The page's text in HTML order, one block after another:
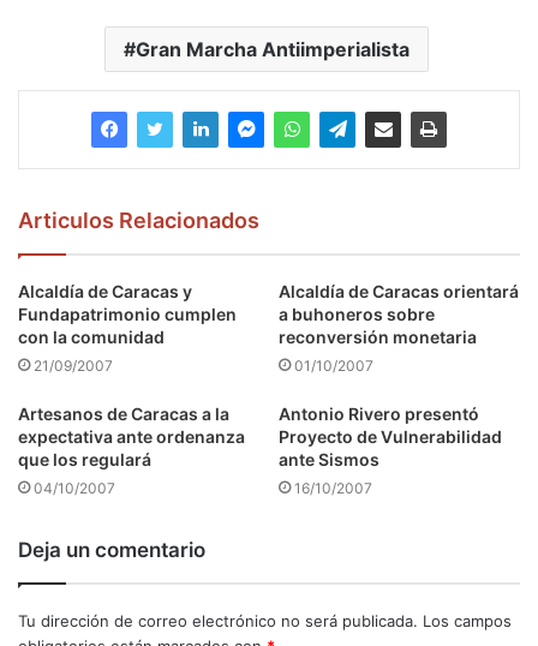
Gran Marcha Antiimperialista
Articulos Relacionados
Alcaldía de Caracas y
Fundapatrimonio cumplen
con la comunidad
21/09/2007
Alcaldía de Caracas orientará
a buhoneros sobre
reconversión monetaria
01/10/2007
Artesanos de Caracas a la
expectativa ante ordenanza
que los regulará
04/10/2007
Antonio Rivero presentó
Proyecto de Vulnerabilidad
ante Sismos
16/10/2007
Deja un comentario
Tu dirección de correo electrónico no será publicada. Los campos